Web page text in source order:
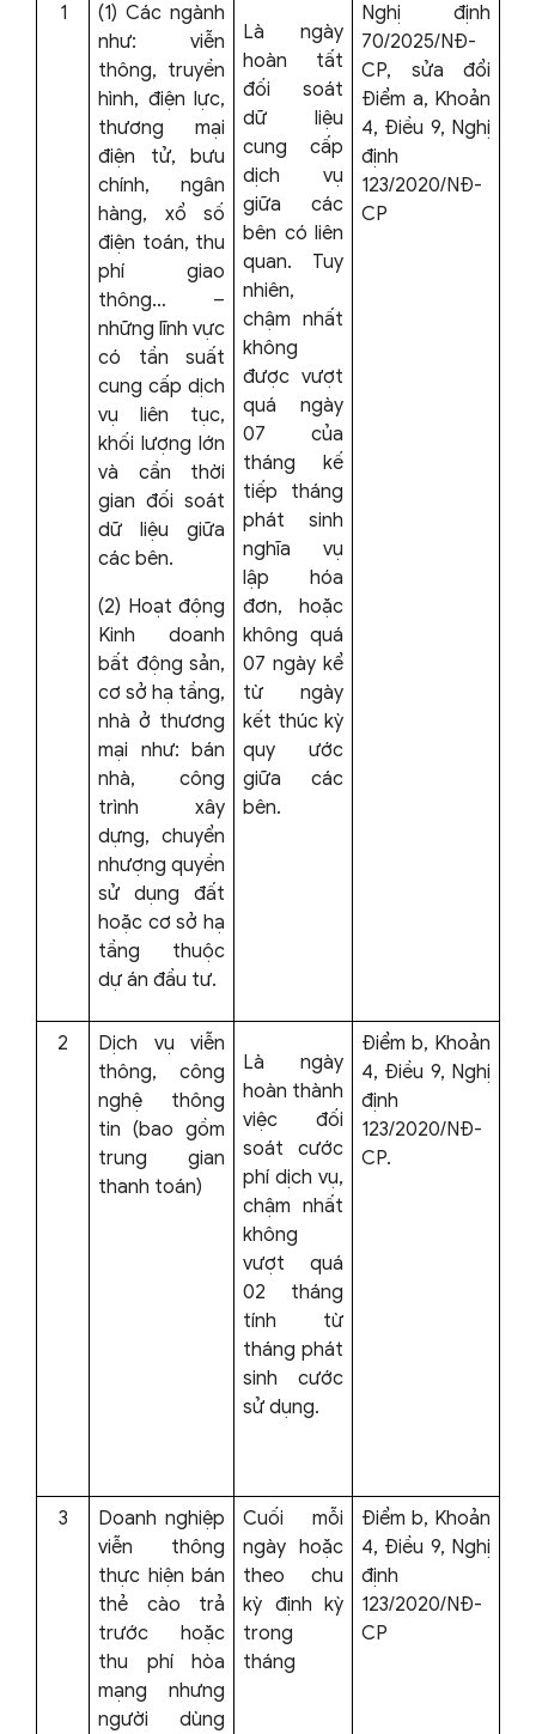
1
(1) Các ngành
như: viễn
thông, truyền
hình, điện lực,
thương mại
điện tử, bưu
chính, ngân
hàng, xổ số
điện toán, thu
phí giao
thông… –
những lĩnh vực
có tần suất
cung cấp dịch
vụ liên tục,
khối lượng lớn
và cần thời
gian đối soát
dữ liệu giữa
các bên.
(2) Hoạt động
Kinh doanh
bất động sản,
cơ sở hạ tầng,
nhà ở thương
mại như: bán
nhà, công
trình xây
dựng, chuyển
nhượng quyền
sử dụng đất
hoặc cơ sở hạ
tầng thuộc
dự án đầu tư.
Là ngày
hoàn tất
đối soát
dữ liệu
cung cấp
dịch vụ
giữa các
bên có liên
quan. Tuy
nhiên,
chậm nhất
không
được vượt
quá ngày
07 của
tháng kế
tiếp tháng
phát sinh
nghĩa vụ
lập hóa
đơn, hoặc
không quá
07 ngày kể
từ ngày
kết thúc kỳ
quy ước
giữa các
bên.
Nghị định
70/2025/NĐ-
CP, sửa đổi
Điểm a, Khoản
4, Điều 9, Nghị
định
123/2020/NĐ-
CP
2
Dịch vụ viễn
thông, công
nghệ thông
tin (bao gồm
trung gian
thanh toán)
Là ngày
hoàn thành
việc đối
soát cước
phí dịch vụ,
chậm nhất
không
vượt quá
02 tháng
tính từ
tháng phát
sinh cước
sử dụng.
Điểm b, Khoản
4, Điều 9, Nghị
định
123/2020/NĐ-
CP.
3
Doanh nghiệp
viễn thông
thực hiện bán
thẻ cào trả
trước hoặc
thu phí hòa
mạng nhưng
người dùng
Cuối mỗi
ngày hoặc
theo chu
kỳ định kỳ
trong
tháng
Điểm b, Khoản
4, Điều 9, Nghị
định
123/2020/NĐ-
CP